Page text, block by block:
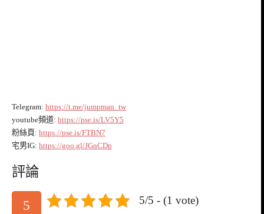
Telegram: https://t.me/jumpman_tw
youtube頻道: https://pse.is/LV5Y5
粉絲頁: https://pse.is/FTBN7
宅男IG: https://goo.gl/JGnCDp
評論
5 5/5 - (1 vote)